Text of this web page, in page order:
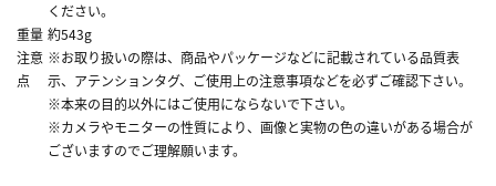
ください。
重量 約543g
注意
点
※お取り扱いの際は、商品やパッケージなどに記載されている品質表
示、アテンションタグ、ご使用上の注意事項などを必ずご確認下さい。
※本来の目的以外にはご使用にならないで下さい。
※カメラやモニターの性質により、画像と実物の色の違いがある場合が
ございますのでご理解願います。